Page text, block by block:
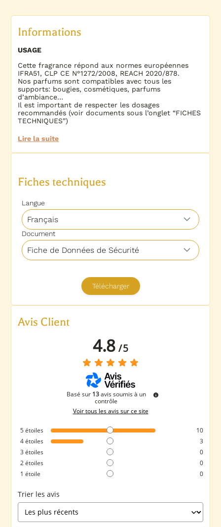
Informations
USAGE
Cette fragrance répond aux normes européennes
IFRA51, CLP CE N°1272/2008, REACH 2020/878.
Nos parfums sont compatibles avec tous les
supports: bougies, cosmétiques, parfums
d’ambiance…
Il est important de respecter les dosages
recommandés (voir documents sous l’onglet “FICHES
TECHNIQUES”)
Lire la suite
Avis Client
4.8/5
Basé sur 13 avis soumis à un
contrôle
Voir tous les avis sur ce site
5étoiles
10
4étoiles
3
3étoiles
0
2étoiles
0
1étoile 0
Trier les avis